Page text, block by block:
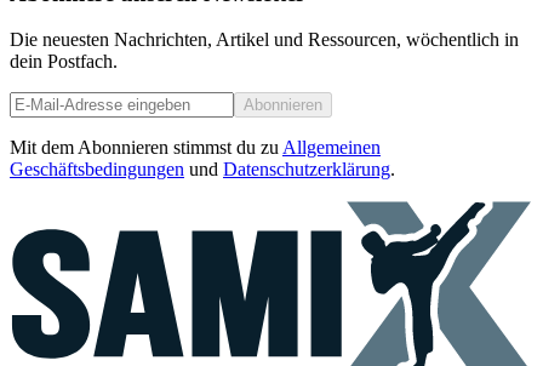
Die neuesten Nachrichten, Artikel und Ressourcen, wöchentlich in
dein Postfach.
Abonnieren
Mit dem Abonnieren stimmst du zu Allgemeinen
Geschäftsbedingungen und Datenschutzerklärung.